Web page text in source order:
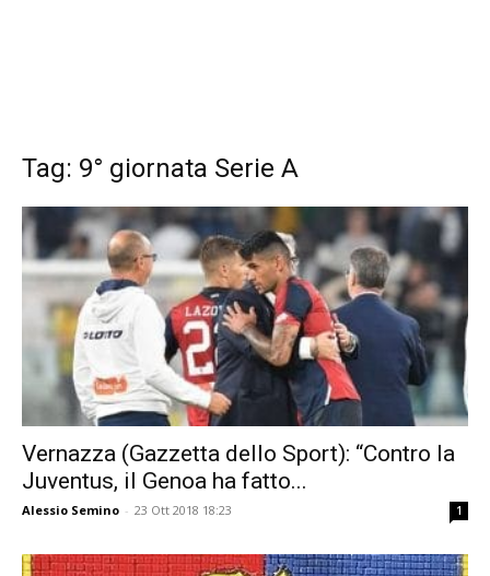
Tag: 9° giornata Serie A
Vernazza (Gazzetta dello Sport): “Contro la
Juventus, il Genoa ha fatto...
Alessio Semino - 23 Ott 2018 18:23 1